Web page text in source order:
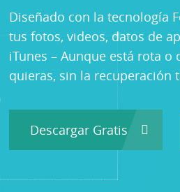
Diseñado con la tecnología
tus fotos, videos, datos de
iTunes – Aunque está rota
quieras, sin la recuperación
Descargar Gratis